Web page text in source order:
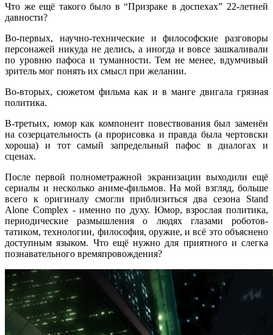
Что же ещё такого было в “Призраке в доспехах” 22-летней
давности?
Во-первых, научно-технические и философские разговоры
персонажей никуда не делись, а иногда и вовсе зашкаливали
по уровню пафоса и туманности. Тем не менее, вдумчивый
зритель мог понять их смысл при желании.
Во-вторых, сюжетом фильма как и в манге двигала грязная
политика.
В-третьих, юмор как компонент повествования был заменён
на созерцательность (а прорисовка и правда была чертовски
хороша) и тот самый запредельный пафос в диалогах и
сценах.
После первой полнометражной экранизации выходили ещё
сериалы и несколько аниме-фильмов. На мой взгляд, больше
всего к оригиналу смогли приблизиться два сезона Stand
Alone Complex - именно по духу. Юмор, взрослая политика,
периодические размышления о людях глазами роботов-
татиком, технологии, философия, оружие, и всё это объяснено
доступным языком. Что ещё нужно для приятного и слегка
познавательного времяпровождения?